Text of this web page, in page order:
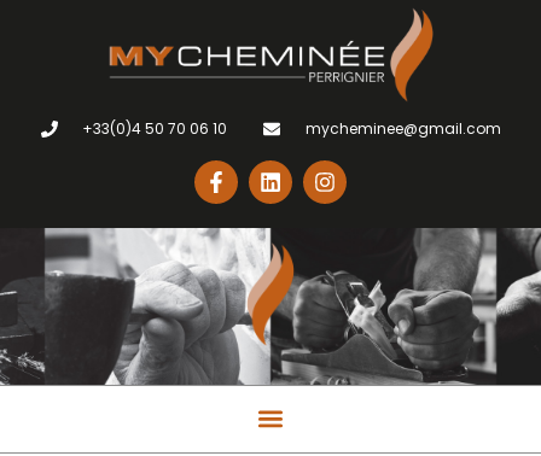
+33(0)4 50 70 06 10 mycheminee@gmail.com